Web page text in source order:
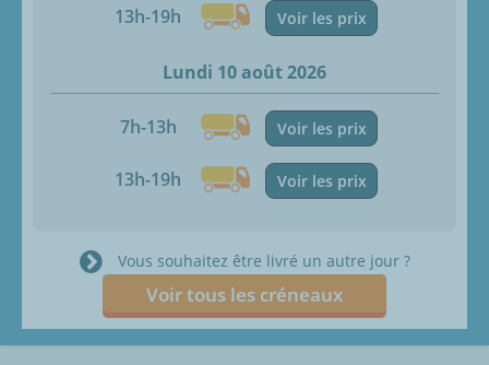
13h-19h Voir les prix
Lundi 10 août 2026
7h-13h Voir les prix
13h-19h Voir les prix
Vous souhaitez être livré un autre jour ?
Voir tous les créneaux